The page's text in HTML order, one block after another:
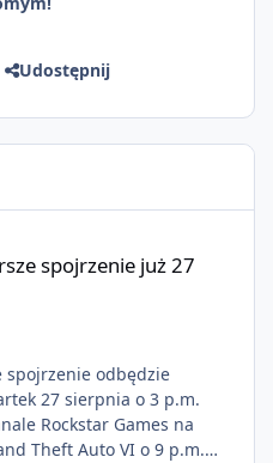
Udostępnij
spojrzenie już 27
spojrzenie odbędzie
27 sierpnia o 3 p.m.
Rockstar Games na
Theft Auto VI o 9 p.m.